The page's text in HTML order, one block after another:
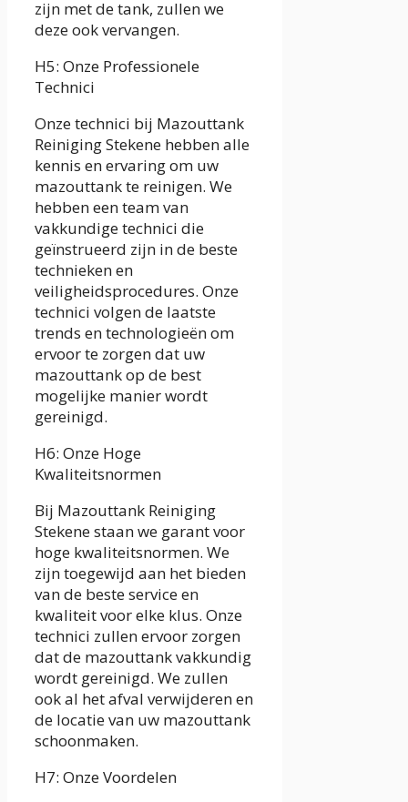
zijn met de tank, zullen we
deze ook vervangen.
H5: Onze Professionele
Technici
Onze technici bij Mazouttank
Reiniging Stekene hebben alle
kennis en ervaring om uw
mazouttank te reinigen. We
hebben een team van
vakkundige technici die
geïnstrueerd zijn in de beste
technieken en
veiligheidsprocedures. Onze
technici volgen de laatste
trends en technologieën om
ervoor te zorgen dat uw
mazouttank op de best
mogelijke manier wordt
gereinigd.
H6: Onze Hoge
Kwaliteitsnormen
Bij Mazouttank Reiniging
Stekene staan we garant voor
hoge kwaliteitsnormen. We
zijn toegewijd aan het bieden
van de beste service en
kwaliteit voor elke klus. Onze
technici zullen ervoor zorgen
dat de mazouttank vakkundig
wordt gereinigd. We zullen
ook al het afval verwijderen en
de locatie van uw mazouttank
schoonmaken.
H7: Onze Voordelen